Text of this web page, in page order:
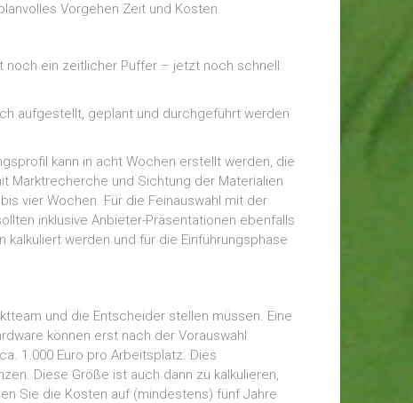
Vorgehen Zeit und Kosten.
noch ein zeitlicher Puffer – jetzt noch schnell
aufgestellt, geplant und durchgeführt werden
kann in acht Wochen erstellt werden, die
Marktrecherche und Sichtung der Materialien
vier Wochen. Für die Feinauswahl mit der
inklusive Anbieter-Präsentationen ebenfalls
kalkuliert werden und für die Einführungsphase
und die Entscheider stellen müssen. Eine
können erst nach der Vorauswahl
1.000 Euro pro Arbeitsplatz. Dies
Diese Größe ist auch dann zu kalkulieren,
Sie die Kosten auf (mindestens) fünf Jahre